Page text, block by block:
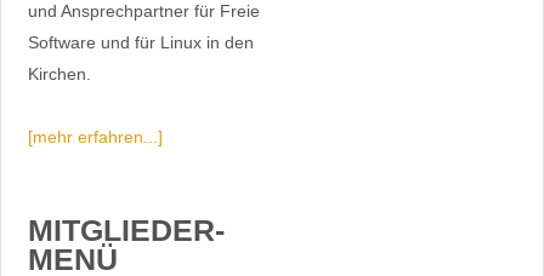
und Ansprechpartner für Freie
Software und für Linux in den
Kirchen.
[mehr erfahren...]
MITGLIEDER-
MENÜ